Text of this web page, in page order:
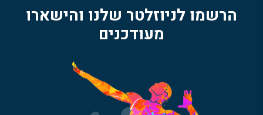
הרשמו לניוזלטר שלנו והישארו
מעודכנים